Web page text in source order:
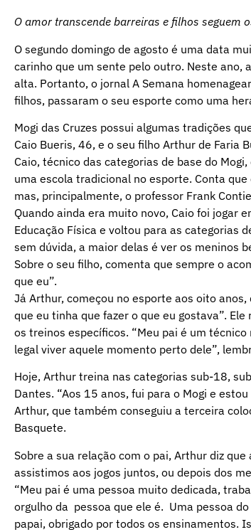
O amor transcende barreiras e filhos seguem
O segundo domingo de agosto é uma data
carinho que um sente pelo outro. Neste ano,
alta. Portanto, o jornal A Semana
filhos, passaram o seu esporte como uma
Mogi das Cruzes possui algumas tradições
Caio Bueris, 46, e o seu filho Arthur de Faria
Caio, técnico das categorias de base do
uma escola tradicional no esporte. Conta
mas, principalmente, o professor Frank
Quando ainda era muito novo, Caio foi jogar
Educação Física e voltou para as categorias
sem dúvida, a maior delas é ver os meninos
Sobre o seu filho, comenta que sempre o
que eu”.
Já Arthur, começou no esporte aos oito
que eu tinha que fazer o que eu gostava”.
os treinos específicos. “Meu pai é um
legal viver aquele momento perto dele”,
Hoje, Arthur treina nas categorias sub-18,
Dantes. “Aos 15 anos, fui para o Mogi e
Arthur, que também conseguiu a terceira
Basquete.
Sobre a sua relação com o pai, Arthur diz
assistimos aos jogos juntos, ou depois dos
“Meu pai é uma pessoa muito dedicada,
orgulho da pessoa que ele é. Uma pessoa
papai, obrigado por todos os ensinamentos.